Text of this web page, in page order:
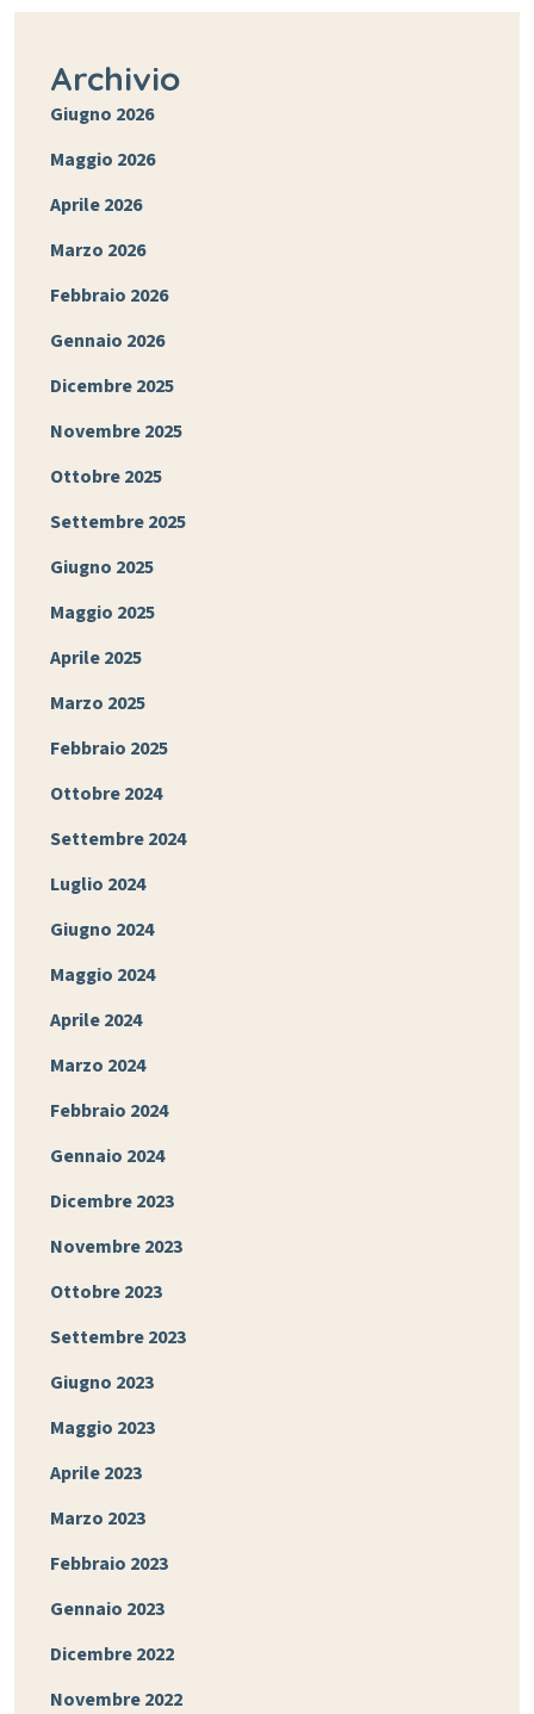
Archivio
Giugno 2026
Maggio 2026
Aprile 2026
Marzo 2026
Febbraio 2026
Gennaio 2026
Dicembre 2025
Novembre 2025
Ottobre 2025
Settembre 2025
Giugno 2025
Maggio 2025
Aprile 2025
Marzo 2025
Febbraio 2025
Ottobre 2024
Settembre 2024
Luglio 2024
Giugno 2024
Maggio 2024
Aprile 2024
Marzo 2024
Febbraio 2024
Gennaio 2024
Dicembre 2023
Novembre 2023
Ottobre 2023
Settembre 2023
Giugno 2023
Maggio 2023
Aprile 2023
Marzo 2023
Febbraio 2023
Gennaio 2023
Dicembre 2022
Novembre 2022